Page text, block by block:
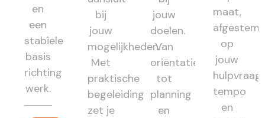
en
een
stabiele
basis
richting
werk.
bij
jouw
mogelijkheden.
Met
praktische
begeleiding
zet je
jouw
doelen.
Van
oriëntatie
tot
planning
en
maat,
op
jouw
hulpvraag,
tempo
en